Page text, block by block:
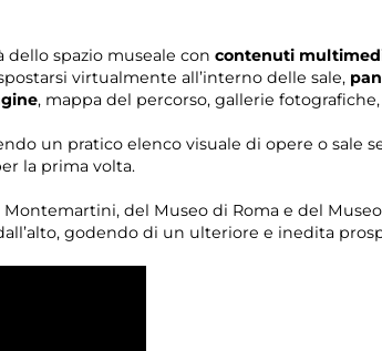
spazio museale con contenuti
virtualmente all’interno delle sale,
, mappa del percorso, gallerie
un pratico elenco visuale di opere o sale
la prima volta.
del Museo di Roma e del
godendo di un ulteriore e inedita